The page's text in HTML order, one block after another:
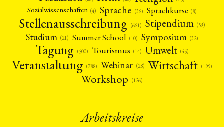
Sozialwissenschaften (4) Sprache (36) Sprachkurse (8)
Stellenausschreibung (661) Stipendium (53)
Studium (21) Summer School (10) Symposium (32)
Tagung (500) Tourismus (14) Umwelt (45)
Veranstaltung (788) Webinar (28) Wirtschaft (199)
Workshop (126)
Arbeitskreise